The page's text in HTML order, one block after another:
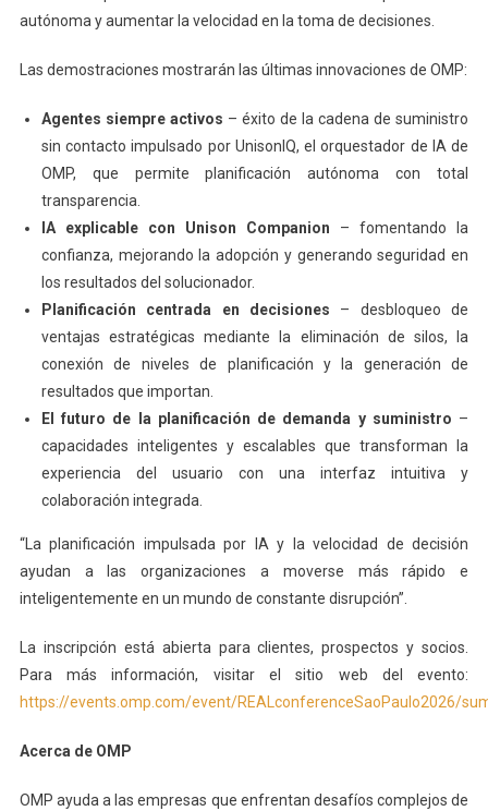
autónoma y aumentar la velocidad en la toma de decisiones.
Las demostraciones mostrarán las últimas innovaciones de OMP:
Agentes siempre activos – éxito de la cadena de suministro
sin contacto impulsado por UnisonIQ, el orquestador de IA de
OMP, que permite planificación autónoma con total
transparencia.
IA explicable con Unison Companion – fomentando la
confianza, mejorando la adopción y generando seguridad en
los resultados del solucionador.
Planificación centrada en decisiones – desbloqueo de
ventajas estratégicas mediante la eliminación de silos, la
conexión de niveles de planificación y la generación de
resultados que importan.
El futuro de la planificación de demanda y suministro –
capacidades inteligentes y escalables que transforman la
experiencia del usuario con una interfaz intuitiva y
colaboración integrada.
“La planificación impulsada por IA y la velocidad de decisión
ayudan a las organizaciones a moverse más rápido e
inteligentemente en un mundo de constante disrupción”.
La inscripción está abierta para clientes, prospectos y socios.
Para más información, visitar el sitio web del evento:
https://events.omp.com/event/REALconferenceSaoPaulo2026/
Acerca de OMP
OMP ayuda a las empresas que enfrentan desafíos complejos de